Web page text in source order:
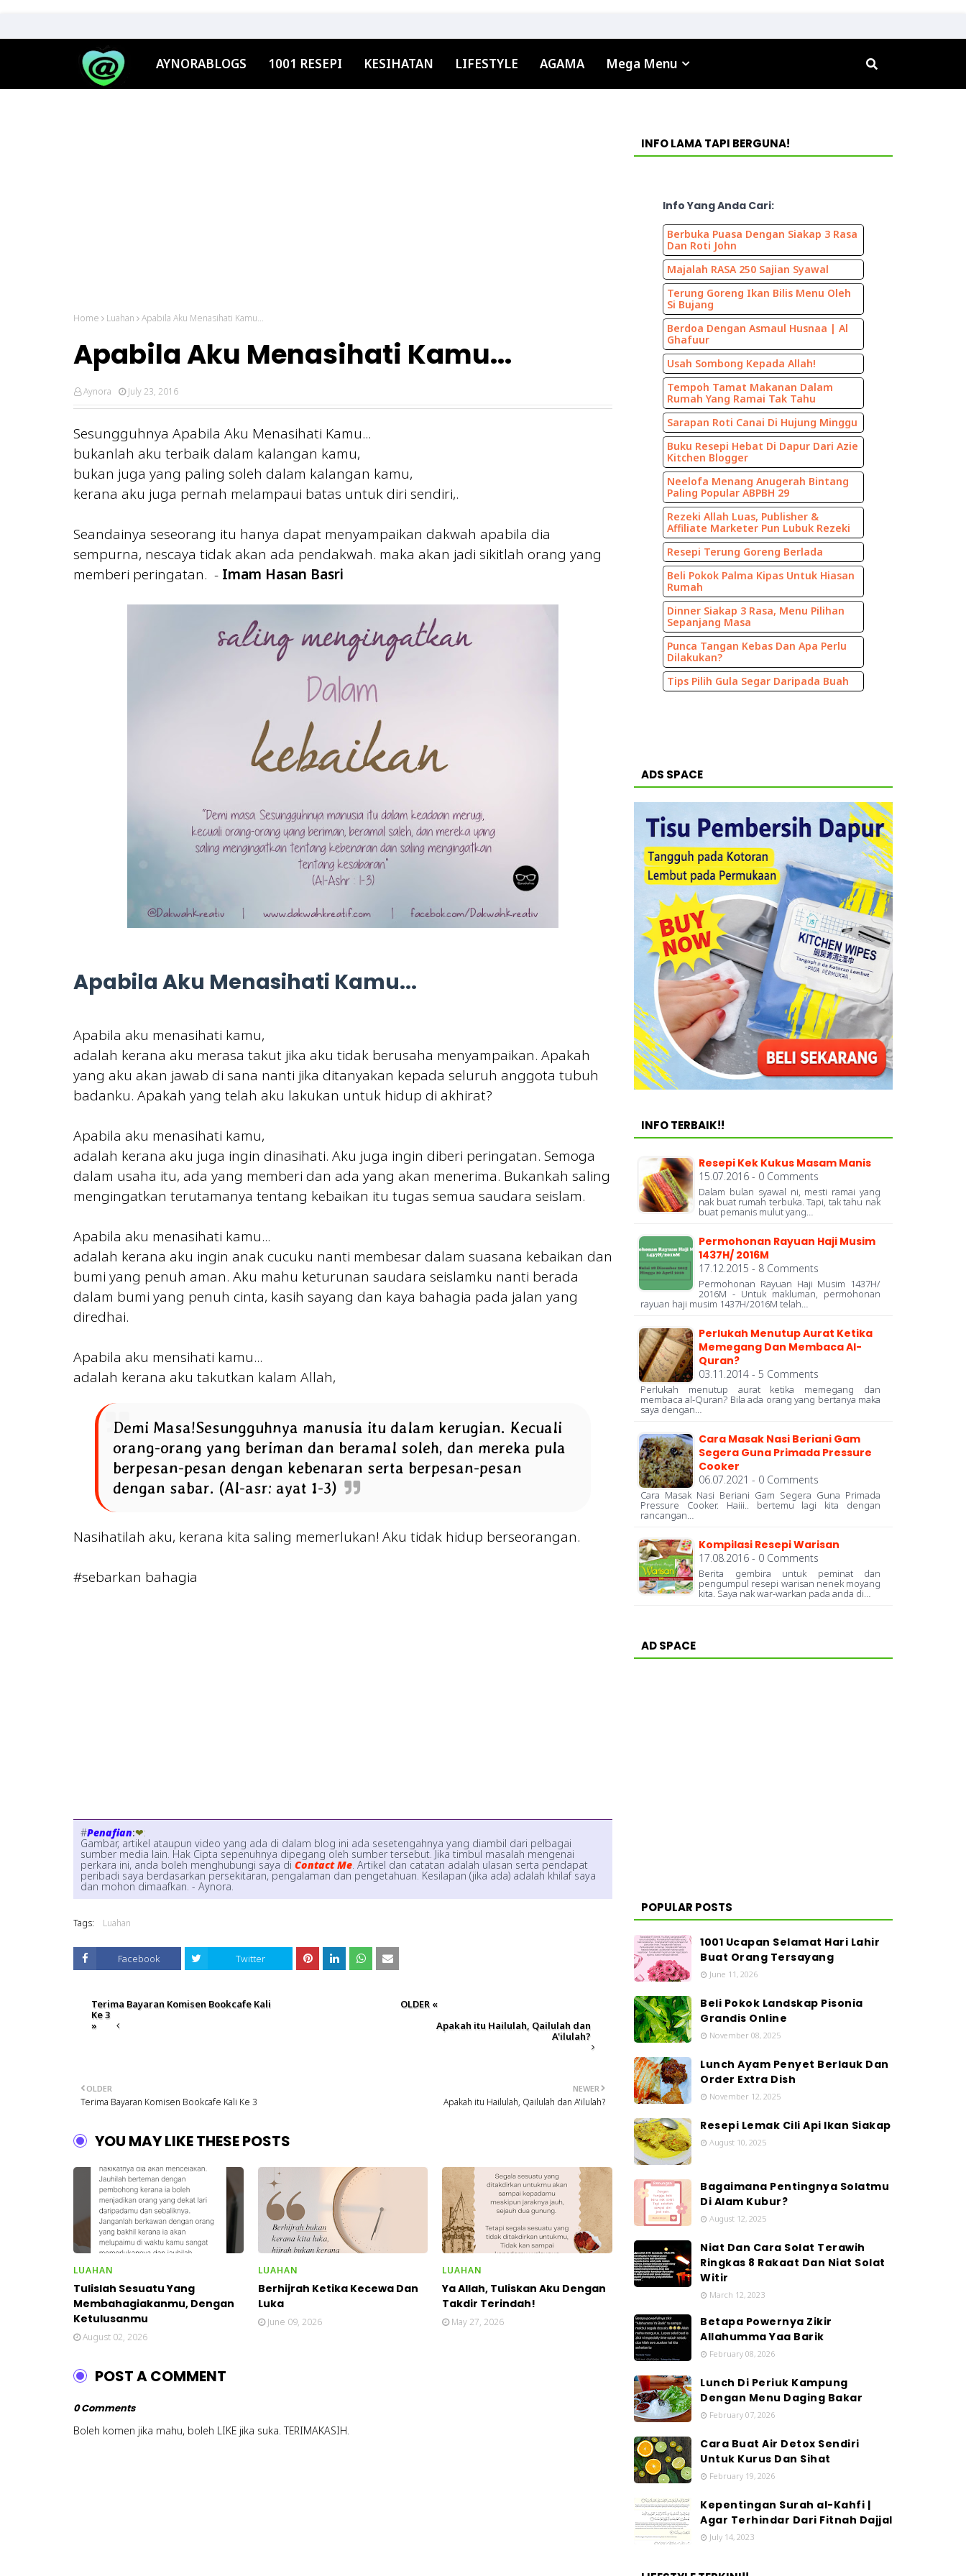
AYNORABLOGS 1001 RESEPI KESIHATAN LIFESTYLE AGAMA Mega Menu
Home Luahan Apabila Aku Menasihati Kamu...
Apabila Aku Menasihati Kamu...
Aynora July 23, 2016
Sesungguhnya Apabila Aku Menasihati Kamu...
bukanlah aku terbaik dalam kalangan kamu,
bukan juga yang paling soleh dalam kalangan kamu,
kerana aku juga pernah melampaui batas untuk diri sendiri,.
Seandainya seseorang itu hanya dapat menyampaikan dakwah apabila dia
sempurna, nescaya tidak akan ada pendakwah. maka akan jadi sikitlah orang yang
memberi peringatan. - Imam Hasan Basri
Apabila Aku Menasihati Kamu...
Apabila aku menasihati kamu,
adalah kerana aku merasa takut jika aku tidak berusaha menyampaikan. Apakah
yang aku akan jawab di sana nanti jika ditanyakan kepada seluruh anggota tubuh
badanku. Apakah yang telah aku lakukan untuk hidup di akhirat?
Apabila aku menasihati kamu,
adalah kerana aku juga ingin dinasihati. Aku juga ingin diberi peringatan. Semoga
dalam usaha itu, ada yang memberi dan ada yang akan menerima. Bukankah saling
mengingatkan terutamanya tentang kebaikan itu tugas semua saudara seislam.
Apabila aku menasihati kamu...
adalah kerana aku ingin anak cucuku nanti membesar dalam suasana kebaikan dan
bumi yang penuh aman. Aku mahu keturunan saudara seislamku nanti berada
dalam bumi yang penuh cinta, kasih sayang dan kaya bahagia pada jalan yang
diredhai.
Apabila aku mensihati kamu...
adalah kerana aku takutkan kalam Allah,
Demi Masa!Sesungguhnya manusia itu dalam kerugian. Kecuali
orang-orang yang beriman dan beramal soleh, dan mereka pula
berpesan-pesan dengan kebenaran serta berpesan-pesan
dengan sabar. (Al-asr: ayat 1-3)
Nasihatilah aku, kerana kita saling memerlukan! Aku tidak hidup berseorangan.
#sebarkan bahagia
#Penafian:❤:
Gambar, artikel ataupun video yang ada di dalam blog ini ada sesetengahnya yang diambil dari pelbagai
sumber media lain. Hak Cipta sepenuhnya dipegang oleh sumber tersebut. Jika timbul masalah mengenai
perkara ini, anda boleh menghubungi saya di Contact Me. Artikel dan catatan adalah ulasan serta pendapat
peribadi saya berdasarkan persekitaran, pengalaman dan pengetahuan. Kesilapan (jika ada) adalah khilaf saya
dan mohon dimaafkan. - Aynora.
Tags: Luahan
Facebook Twitter
Terima Bayaran Komisen Bookcafe Kali
Ke 3
»
OLDER «
Apakah itu Hailulah, Qailulah dan
A'ilulah?
NEWER
Apakah itu Hailulah, Qailulah dan A'ilulah?
OLDER
Terima Bayaran Komisen Bookcafe Kali Ke 3
YOU MAY LIKE THESE POSTS
LUAHAN
Tulislah Sesuatu Yang
Membahagiakanmu, Dengan
Ketulusanmu
August 02, 2026
LUAHAN
Berhijrah Ketika Kecewa Dan
Luka
June 09, 2026
LUAHAN
Ya Allah, Tuliskan Aku Dengan
Takdir Terindah!
May 27, 2026
POST A COMMENT
0 Comments
Boleh komen jika mahu, boleh LIKE jika suka. TERIMAKASIH.
INFO LAMA TAPI BERGUNA!
Info Yang Anda Cari:
Berbuka Puasa Dengan Siakap 3 Rasa
Dan Roti John
Majalah RASA 250 Sajian Syawal
Terung Goreng Ikan Bilis Menu Oleh
Si Bujang
Berdoa Dengan Asmaul Husnaa | Al
Ghafuur
Usah Sombong Kepada Allah!
Tempoh Tamat Makanan Dalam
Rumah Yang Ramai Tak Tahu
Sarapan Roti Canai Di Hujung Minggu
Buku Resepi Hebat Di Dapur Dari Azie
Kitchen Blogger
Neelofa Menang Anugerah Bintang
Paling Popular ABPBH 29
Rezeki Allah Luas, Publisher &
Affiliate Marketer Pun Lubuk Rezeki
Resepi Terung Goreng Berlada
Beli Pokok Palma Kipas Untuk Hiasan
Rumah
Dinner Siakap 3 Rasa, Menu Pilihan
Sepanjang Masa
Punca Tangan Kebas Dan Apa Perlu
Dilakukan?
Tips Pilih Gula Segar Daripada Buah
ADS SPACE
INFO TERBAIK!!
Resepi Kek Kukus Masam Manis
15.07.2016 - 0 Comments
Dalam bulan syawal ni, mesti ramai yang
nak buat rumah terbuka. Tapi, tak tahu nak
buat pemanis mulut yang…
Permohonan Rayuan Haji Musim
1437H/ 2016M
17.12.2015 - 8 Comments
Permohonan Rayuan Haji Musim 1437H/
2016M - Untuk makluman, permohonan
rayuan haji musim 1437H/2016M telah…
Perlukah Menutup Aurat Ketika
Memegang Dan Membaca Al-
Quran?
03.11.2014 - 5 Comments
Perlukah menutup aurat ketika memegang dan
membaca al-Quran? Bila ada orang yang bertanya maka
saya dengan…
Cara Masak Nasi Beriani Gam
Segera Guna Primada Pressure
Cooker
06.07.2021 - 0 Comments
Cara Masak Nasi Beriani Gam Segera Guna Primada
Pressure Cooker. Haiii.. bertemu lagi kita dengan
rancangan…
Kompilasi Resepi Warisan
17.08.2016 - 0 Comments
Berita gembira untuk peminat dan
pengumpul resepi warisan nenek moyang
kita. Saya nak war-warkan pada anda di…
AD SPACE
POPULAR POSTS
1001 Ucapan Selamat Hari Lahir
Buat Orang Tersayang
June 11, 2026
Beli Pokok Landskap Pisonia
Grandis Online
November 08, 2025
Lunch Ayam Penyet Berlauk Dan
Order Extra Dish
November 12, 2025
Resepi Lemak Cili Api Ikan Siakap
August 10, 2025
Bagaimana Pentingnya Solatmu
Di Alam Kubur?
August 12, 2025
Niat Dan Cara Solat Terawih
Ringkas 8 Rakaat Dan Niat Solat
Witir
March 12, 2023
Betapa Powernya Zikir
Allahumma Yaa Barik
February 08, 2026
Lunch Di Periuk Kampung
Dengan Menu Daging Bakar
February 07, 2026
Cara Buat Air Detox Sendiri
Untuk Kurus Dan Sihat
February 19, 2026
Kepentingan Surah al-Kahfi |
Agar Terhindar Dari Fitnah Dajjal
July 14, 2023